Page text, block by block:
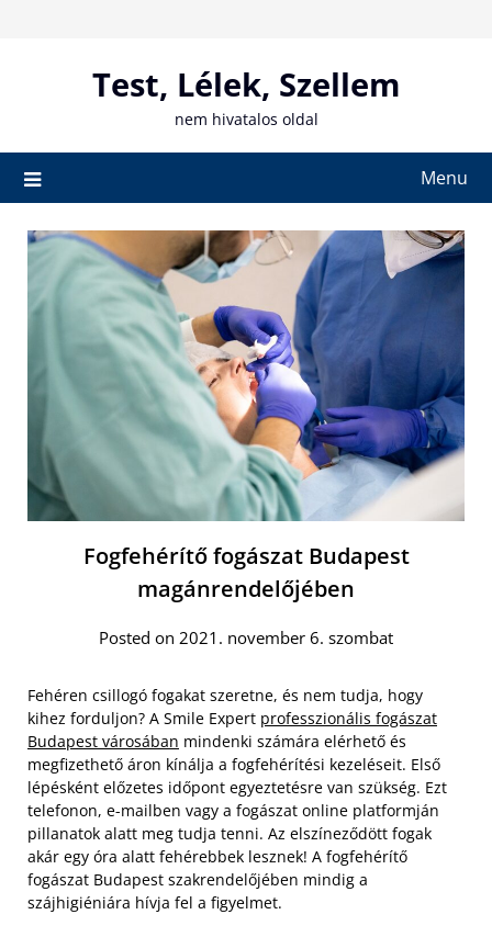
Test, Lélek, Szellem
nem hivatalos oldal
Menu
Fogfehérítő fogászat Budapest
magánrendelőjében
Posted on 2021. november 6. szombat
Fehéren csillogó fogakat szeretne, és nem tudja, hogy
kihez forduljon? A Smile Expert professzionális fogászat
Budapest városában mindenki számára elérhető és
megfizethető áron kínálja a fogfehérítési kezeléseit. Első
lépésként előzetes időpont egyeztetésre van szükség. Ezt
telefonon, e-mailben vagy a fogászat online platformján
pillanatok alatt meg tudja tenni. Az elszíneződött fogak
akár egy óra alatt fehérebbek lesznek! A fogfehérítő
fogászat Budapest szakrendelőjében mindig a
szájhigiéniára hívja fel a figyelmet.